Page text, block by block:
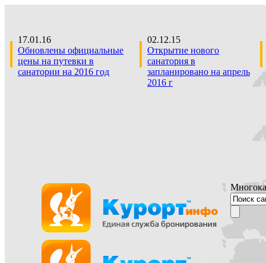
17.01.16
Обновлены официальные
цены на путевки в
санатории на 2016 год
02.12.15
Открытие нового
санатория в
запланировано на апрель
2016 г